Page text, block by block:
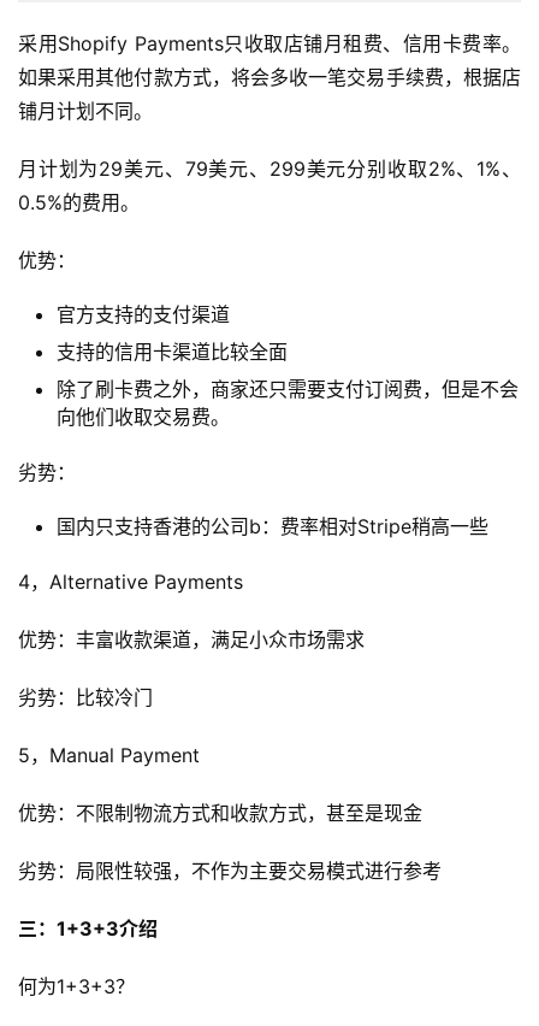
采用Shopify Payments只收取店铺月租费、信用卡费率。
如果采用其他付款方式，将会多收一笔交易手续费，根据店
铺月计划不同。
月计划为29美元、79美元、299美元分别收取2%、1%、
0.5%的费用。
优势：
官方支持的支付渠道
支持的信用卡渠道比较全面
除了刷卡费之外，商家还只需要支付订阅费，但是不会
向他们收取交易费。
劣势：
国内只支持香港的公司b：费率相对Stripe稍高一些
4，Alternative Payments
优势：丰富收款渠道，满足小众市场需求
劣势：比较冷门
5，Manual Payment
优势：不限制物流方式和收款方式，甚至是现金
劣势：局限性较强，不作为主要交易模式进行参考
三：1+3+3介绍
何为1+3+3？